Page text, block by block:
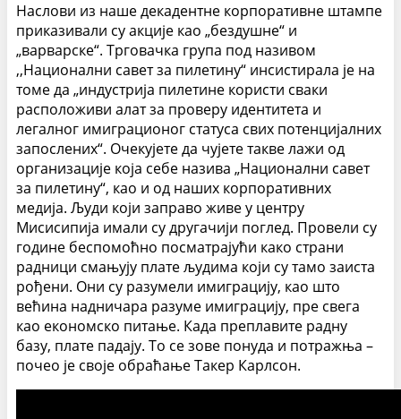
Наслови из наше декадентне корпоративне штампе
приказивали су акције као „бездушне“ и
„варварске“. Трговачка група под називом
,,Национални савет за пилетину“ инсистирала је на
томе да „индустрија пилетине користи сваки
расположиви алат за проверу идентитета и
легалног имиграционог статуса свих потенцијалних
запослених“. Очекујете да чујете такве лажи од
организације која себе назива „Национални савет
за пилетину“, као и од наших корпоративних
медија. Људи који заправо живе у центру
Мисисипија имали су другачији поглед. Провели су
године беспомоћно посматрајући како страни
радници смањују плате људима који су тамо заиста
рођени. Они су разумели имиграцију, као што
већина надничара разуме имиграцију, пре свега
као економско питање. Када преплавите радну
базу, плате падају. То се зове понуда и потражња –
почео је своје обраћање Такер Карлсон.